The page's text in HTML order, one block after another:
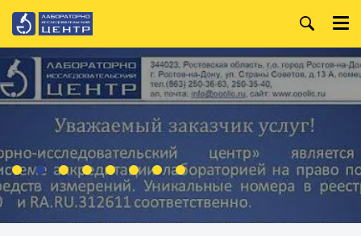
Главная
О компании
Услуги
Анализ лакокрасочных
материалов
Организация и
проведение специальной
оценки условий труда
Производственный
+7 (863) 250-36-63
+7 (863) 250-32-09
WhatsApp:
Режим работы:
Пн. — Пт.
8:00 — 18:00